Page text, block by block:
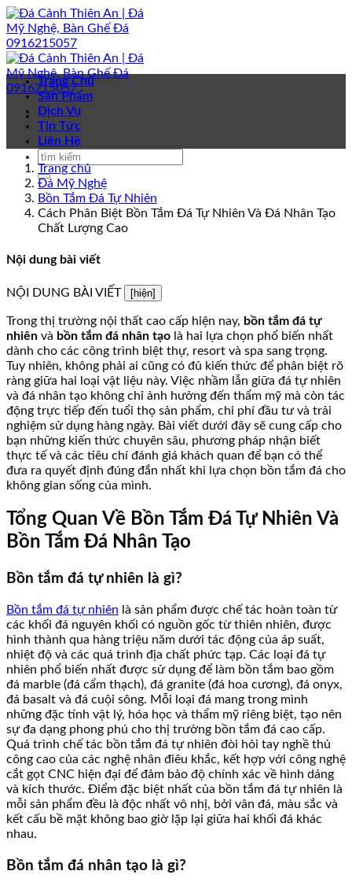
Bỏ
qua
nội
dung
Trang Chủ
Sản Phẩm
Dịch Vụ
Tin Tức
Liên Hệ
Trang chủ
Đá Mỹ Nghệ
Bồn Tắm Đá Tự Nhiên
Cách Phân Biệt Bồn Tắm Đá Tự Nhiên Và Đá Nhân Tạo
Chất Lượng Cao
Nội dung bài viết
NỘI DUNG BÀI VIẾT [hiện]
Trong thị trường nội thất cao cấp hiện nay, bồn tắm đá tự
nhiên và bồn tắm đá nhân tạo là hai lựa chọn phổ biến nhất
dành cho các công trình biệt thự, resort và spa sang trọng.
Tuy nhiên, không phải ai cũng có đủ kiến thức để phân biệt rõ
ràng giữa hai loại vật liệu này. Việc nhầm lẫn giữa đá tự nhiên
và đá nhân tạo không chỉ ảnh hưởng đến thẩm mỹ mà còn tác
động trực tiếp đến tuổi thọ sản phẩm, chi phí đầu tư và trải
nghiệm sử dụng hàng ngày. Bài viết dưới đây sẽ cung cấp cho
bạn những kiến thức chuyên sâu, phương pháp nhận biết
thực tế và các tiêu chí đánh giá khách quan để bạn có thể
đưa ra quyết định đúng đắn nhất khi lựa chọn bồn tắm đá cho
không gian sống của mình.
Tổng Quan Về Bồn Tắm Đá Tự Nhiên Và
Bồn Tắm Đá Nhân Tạo
Bồn tắm đá tự nhiên là gì?
Bồn tắm đá tự nhiên là sản phẩm được chế tác hoàn toàn từ
các khối đá nguyên khối có nguồn gốc từ thiên nhiên, được
hình thành qua hàng triệu năm dưới tác động của áp suất,
nhiệt độ và các quá trình địa chất phức tạp. Các loại đá tự
nhiên phổ biến nhất được sử dụng để làm bồn tắm bao gồm
đá marble (đá cẩm thạch), đá granite (đá hoa cương), đá onyx,
đá basalt và đá cuội sông. Mỗi loại đá mang trong mình
những đặc tính vật lý, hóa học và thẩm mỹ riêng biệt, tạo nên
sự đa dạng phong phú cho thị trường bồn tắm đá cao cấp.
Quá trình chế tác bồn tắm đá tự nhiên đòi hỏi tay nghề thủ
công cao của các nghệ nhân điêu khắc, kết hợp với công nghệ
cắt gọt CNC hiện đại để đảm bảo độ chính xác về hình dáng
và kích thước. Điểm đặc biệt nhất của bồn tắm đá tự nhiên là
mỗi sản phẩm đều là độc nhất vô nhị, bởi vân đá, màu sắc và
kết cấu bề mặt không bao giờ lặp lại giữa hai khối đá khác
nhau.
Bồn tắm đá nhân tạo là gì?